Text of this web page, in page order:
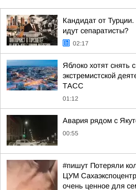
Кандидат от
идут сепаратисты?
02:17
Яблоко хотят снять
экстремистской
ТАСС
01:12
Авария рядом с
00:55
#пишут Потеряли
ЦУМ
очень ценное для